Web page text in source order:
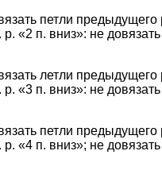
петли
р. «2 п. вниз»: не
летли
р. «3 п. вниз»: не
петли
р. «4 п. вниз»; не